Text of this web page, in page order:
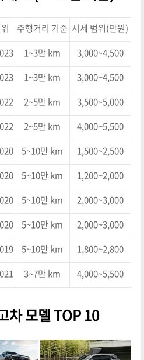
주행거리 기준 시세 범위(만원)
1~3만 km
3,000~4,500
1~3만 km
3,000~4,500
2~5만 km
3,500~5,000
2~5만 km
4,000~5,500
5~10만 km
1,500~2,500
5~10만 km
1,200~2,000
5~10만 km
2,000~3,000
5~10만 km
2,000~3,000
5~10만 km
1,800~2,800
3~7만 km 4,000~5,500
차 모델 TOP 10